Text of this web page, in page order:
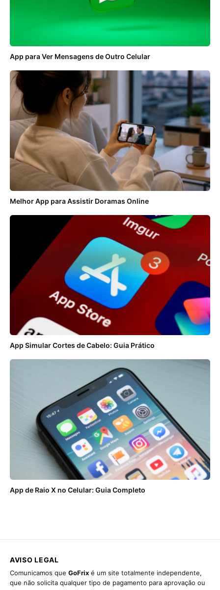
App para Ver Mensagens de Outro Celular
Melhor App para Assistir Doramas Online
App Simular Cortes de Cabelo: Guia Prático
App de Raio X no Celular: Guia Completo
AVISO LEGAL
Comunicamos que GoFrix é um site totalmente independente,
que não solicita qualquer tipo de pagamento para aprovação ou